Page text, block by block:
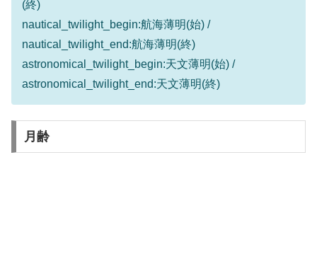
(終)
nautical_twilight_begin:航海薄明(始) /
nautical_twilight_end:航海薄明(終)
astronomical_twilight_begin:天文薄明(始) /
astronomical_twilight_end:天文薄明(終)
月齢